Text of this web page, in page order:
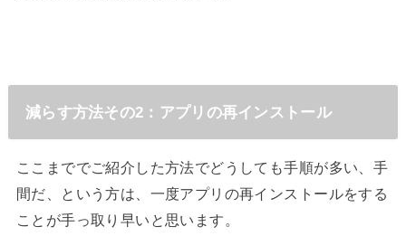
減らす方法その2：アプリの再インストール
ここまででご紹介した方法でどうしても手順が多い、手
間だ、という方は、一度アプリの再インストールをする
ことが手っ取り早いと思います。